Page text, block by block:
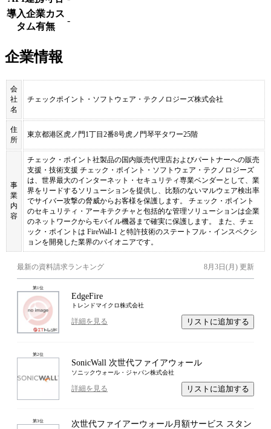
導入企業カス
タム有無
-
企業情報
会
社
名
チェックポイント・ソフトウェア・テクノロジーズ株式会社
住
所
東京都港区虎ノ門1丁目2番8号虎ノ門琴平タワー25階
事
業
内
容
チェック・ポイント社製品の国内販売代理店およびパートナーへの販売
支援・技術支援 チェック・ポイント・ソフトウェア・テクノロジーズ
は、世界最大のインターネット・セキュリティ専業ベンダーとして、業
界をリードするソリューションを提供し、⽐類のないマルウェア検出率
でサイバー攻撃の脅威からお客様を保護します。 チェック・ポイント
のセキュリティ・アーキテクチャと包括的な管理ソリューションは企業
のネットワークからモバイル機器まで確実に保護します。 また、チェ
ック・ポイントは FireWall-1 と特許技術のステートフル・インスペクシ
ョンを開発した業界のパイオニアです。
最新の資料請求ランキング 8月3日(月) 更新
第1位
EdgeFire
トレンドマイクロ株式会社
詳細を見る リストに追加する
第2位
SonicWall 次世代ファイアウォール
ソニックウォール・ジャパン株式会社
詳細を見る リストに追加する
第3位
次世代ファイアーウォール月額サービス スタン